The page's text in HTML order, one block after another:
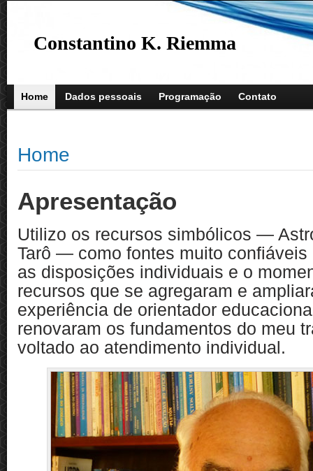
Constantino K. Riemma
Home Dados pessoais Programação Contato
Home
Apresentação
Utilizo os recursos simbólicos —
Tarô — como fontes muito confiáveis
as disposições individuais e o
recursos que se agregaram e
experiência de orientador
renovaram os fundamentos do meu
voltado ao atendimento individual.